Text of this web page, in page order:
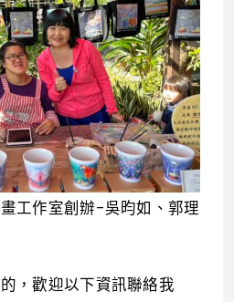
工作室創辦-吳昀如、郭理
，歡迎以下資訊聯絡我